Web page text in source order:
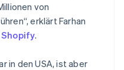
von
erklärt Farhan
Shopify.
in den USA, ist aber